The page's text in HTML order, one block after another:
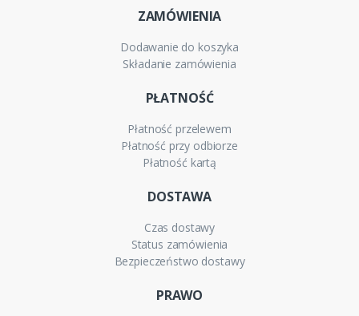
ZAMÓWIENIA
Dodawanie do koszyka
Składanie zamówienia
PŁATNOŚĆ
Płatność przelewem
Płatność przy odbiorze
Płatność kartą
DOSTAWA
Czas dostawy
Status zamówienia
Bezpieczeństwo dostawy
PRAWO